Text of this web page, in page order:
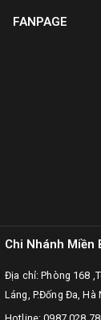
FANPAGE
Chi Nhánh Miền
Địa chỉ: Phòng 168
Láng, P.Đống Đa, Hà